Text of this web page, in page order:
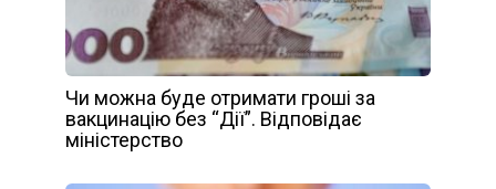
Чи можна буде отримати гроші за
вакцинацію без “Дії”. Відповідає
міністерство